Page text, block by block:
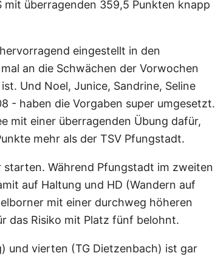
mit überragenden 359,5 Punkten knapp
eingestellt in den
an die Schwächen der Vorwochen
Und Noel, Junice, Sandrine, Seline
- haben die Vorgaben super umgesetzt.
mit einer überragenden Übung dafür,
mehr als der TSV Pfungstadt.
Während Pfungstadt im zweiten
auf Haltung und HD (Wandern auf
mit einer durchweg höheren
das Risiko mit Platz fünf belohnt.
und vierten (TG Dietzenbach) ist gar